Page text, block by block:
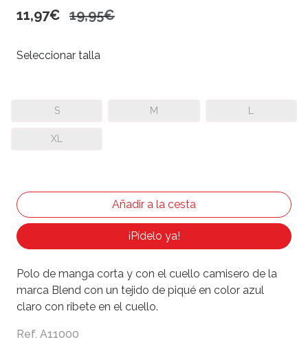
11,97€ 19,95€
Seleccionar talla
S M L
XL
¡Pídelo ya!
Polo de manga corta y con el cuello camisero de la
marca Blend con un tejido de piqué en color azul
claro con ribete en el cuello.
Ref. A11000